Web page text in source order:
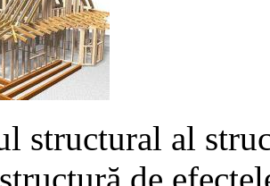
structural al
de